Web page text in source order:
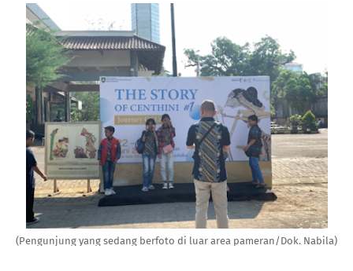
(Pengunjung yang sedang berfoto di luar area pameran/Dok. Nabila)